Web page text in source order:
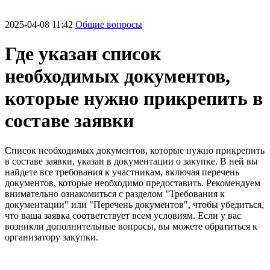
2025-04-08 11:42 Общие вопросы
Где указан список
необходимых документов,
которые нужно прикрепить в
составе заявки
Список необходимых документов, которые нужно прикрепить
в составе заявки, указан в документации о закупке. В ней вы
найдете все требования к участникам, включая перечень
документов, которые необходимо предоставить. Рекомендуем
внимательно ознакомиться с разделом "Требования к
документации" или "Перечень документов", чтобы убедиться,
что ваша заявка соответствует всем условиям. Если у вас
возникли дополнительные вопросы, вы можете обратиться к
организатору закупки.